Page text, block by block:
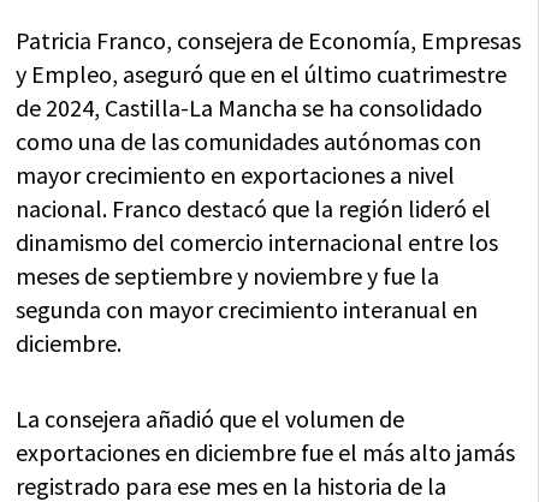
Patricia Franco, consejera de Economía, Empresas
y Empleo, aseguró que en el último cuatrimestre
de 2024, Castilla-La Mancha se ha consolidado
como una de las comunidades autónomas con
mayor crecimiento en exportaciones a nivel
nacional. Franco destacó que la región lideró el
dinamismo del comercio internacional entre los
meses de septiembre y noviembre y fue la
segunda con mayor crecimiento interanual en
diciembre.
La consejera añadió que el volumen de
exportaciones en diciembre fue el más alto jamás
registrado para ese mes en la historia de la